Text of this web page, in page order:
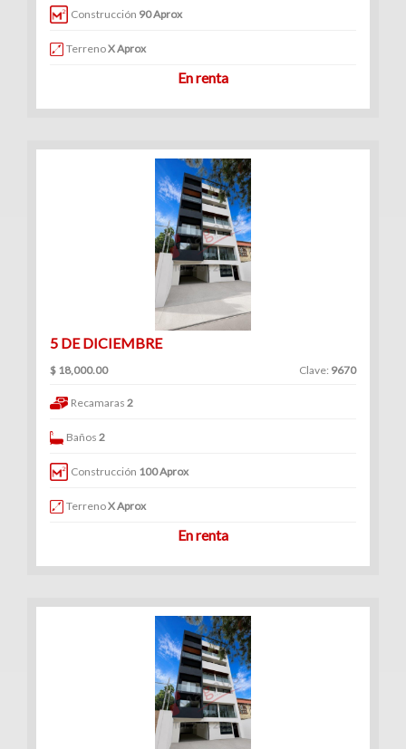
Construcción 90 Aprox
TerrenoX Aprox
En renta
5 DE DICIEMBRE
$ 18,000.00 Clave: 9670
Recamaras 2
Baños2
Construcción 100 Aprox
TerrenoX Aprox
En renta